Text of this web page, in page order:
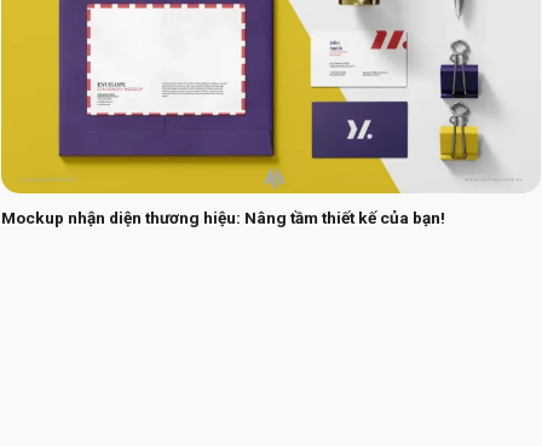
Mockup nhận diện thương hiệu: Nâng tầm thiết kế của bạn!